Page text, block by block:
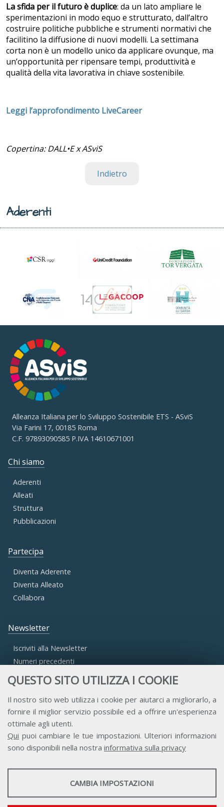
QUESTO SITO UTILIZZA I COOKIE
Il nostro sito web utilizza i cookie per aiutarci a migliorarlo, a
fornire il miglior servizio possibile ed a offrire un'esperienza
ottimale agli utenti.
Qui puoi cambiare le tue impostazioni. Ulteriori informazioni
sono disponibili nella nostra informativa sulla privacy
STATISTICHE
CAMBIA IMPOSTAZIONI
La sfida per il futuro è duplice: da un lato ampliare le
sperimentazioni in modo equo e strutturato, dall’altro
costruire politiche pubbliche e strumenti normativi che
facilitino la diffusione di nuovi modelli. La settimana
corta non è un modello unico da applicare ovunque, ma
un’opportunità per ripensare tempi, produttività e
qualità della vita lavorativa in chiave sostenibile.
Leggi l’approfondimento LiveCareer
Copertina: DALL•E x ASviS
Indietro
Aderenti
Alleanza Italiana per lo Sviluppo Sostenibile ETS - ASviS
Via Farini 17, 00185 Roma
C.F. 97893090585 P.IVA 14610671001
Chi siamo
Aderenti
Alleati
Struttura
Pubblicazioni
Partecipa
Diventa Aderente
Diventa Alleato
Collabora
Newsletter
Iscriviti alla Newsletter
Numeri precedenti
Accesso Aderenti
Accesso Consulta
Accesso Team